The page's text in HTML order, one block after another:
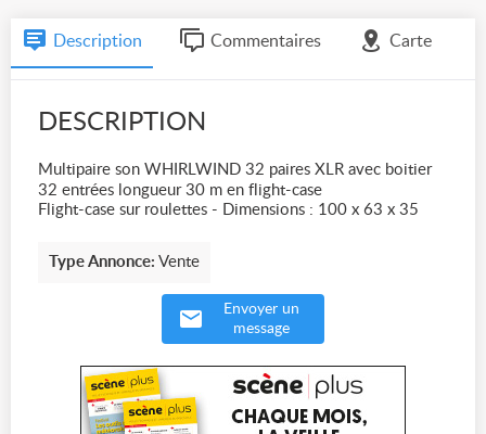
Description Commentaires Carte
DESCRIPTION
Multipaire son WHIRLWIND 32 paires XLR avec boitier
32 entrées longueur 30 m en flight-case
Flight-case sur roulettes - Dimensions : 100 x 63 x 35
Type Annonce: Vente
Envoyer un
message